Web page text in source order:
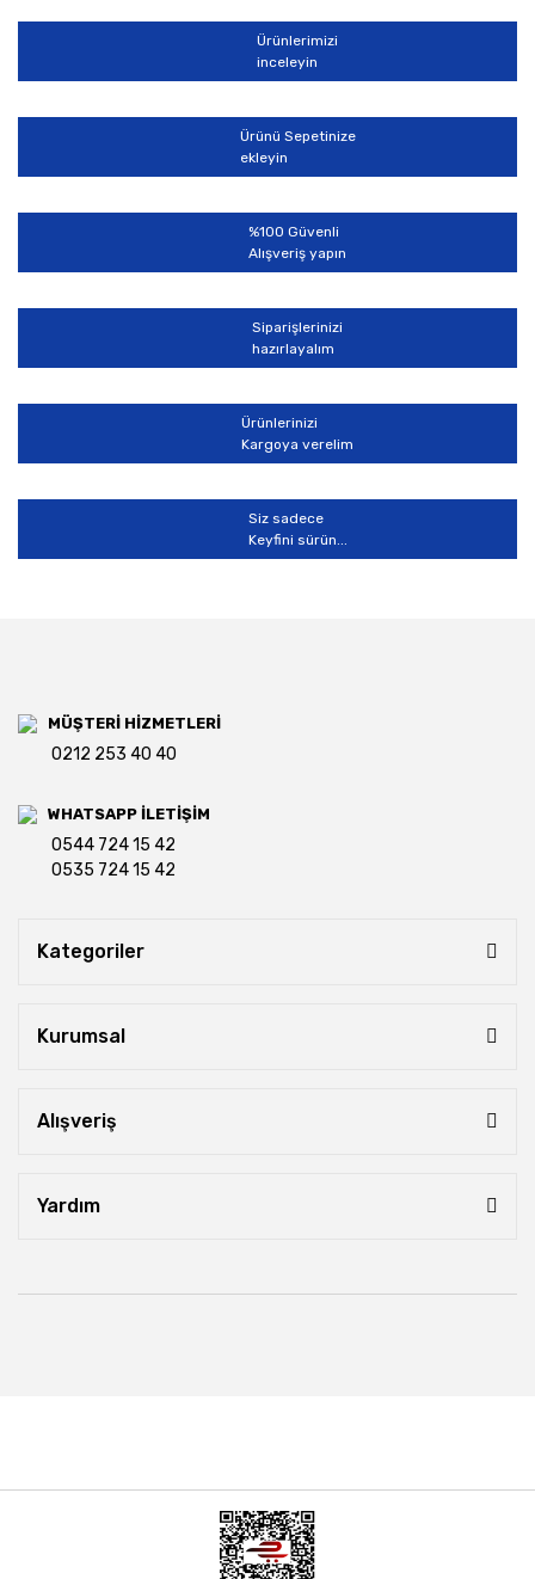
Ürünlerimizi
inceleyin
Ürünü Sepetinize
ekleyin
%100 Güvenli
Alışveriş yapın
Siparişlerinizi
hazırlayalım
Ürünlerinizi
Kargoya verelim
Siz sadece
Keyfini sürün...
MÜŞTERİ HİZMETLERİ
0212 253 40 40
WHATSAPP İLETİŞİM
0544 724 15 42
0535 724 15 42
Kategoriler
Kurumsal
Alışveriş
Yardım